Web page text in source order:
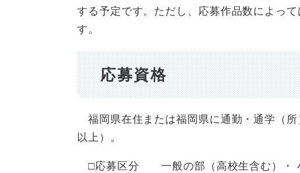
する予定です。ただし、応募作品数によっ
す。
応募資格
福岡県在住または福岡県に通勤・通学（
以上）。
□応募区分 一般の部（高校生含む）・